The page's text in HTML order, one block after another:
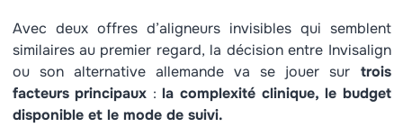
Avec deux offres d’aligneurs invisibles qui semblent
similaires au premier regard, la décision entre Invisalign
ou son alternative allemande va se jouer sur trois
facteurs principaux :la complexité clinique, le budget
disponible et le mode de suivi.